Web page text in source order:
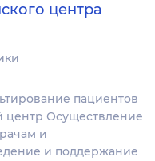
центра
пациентов
Осуществление
и
и поддержание